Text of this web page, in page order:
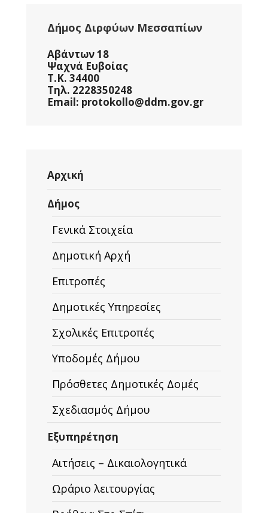
Δήμος Διρφύων Μεσσαπίων
Αβάντων 18
Ψαχνά Ευβοίας
Τ.Κ. 34400
Τηλ. 2228350248
Email: protokollo@ddm.gov.gr
Αρχική
Δήμος
Γενικά Στοιχεία
Δημοτική Αρχή
Επιτροπές
Δημοτικές Υπηρεσίες
Σχολικές Επιτροπές
Υποδομές Δήμου
Πρόσθετες Δημοτικές Δομές
Σχεδιασμός Δήμου
Εξυπηρέτηση
Αιτήσεις – Δικαιολογητικά
Ωράριο λειτουργίας